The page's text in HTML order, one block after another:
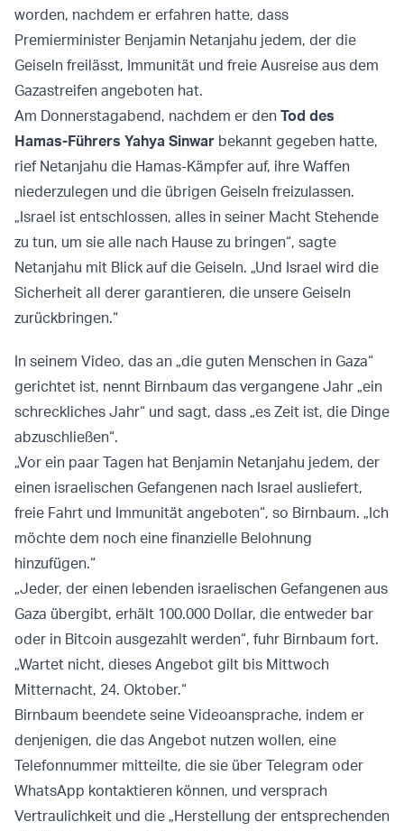
worden, nachdem er erfahren hatte, dass
Premierminister Benjamin Netanjahu jedem, der die
Geiseln freilässt, Immunität und freie Ausreise aus dem
Gazastreifen angeboten hat.
Am Donnerstagabend, nachdem er den Tod des
Hamas-Führers Yahya Sinwar bekannt gegeben hatte,
rief Netanjahu die Hamas-Kämpfer auf, ihre Waffen
niederzulegen und die übrigen Geiseln freizulassen.
„Israel ist entschlossen, alles in seiner Macht Stehende
zu tun, um sie alle nach Hause zu bringen“, sagte
Netanjahu mit Blick auf die Geiseln. „Und Israel wird die
Sicherheit all derer garantieren, die unsere Geiseln
zurückbringen.“
In seinem Video, das an „die guten Menschen in Gaza“
gerichtet ist, nennt Birnbaum das vergangene Jahr „ein
schreckliches Jahr“ und sagt, dass „es Zeit ist, die Dinge
abzuschließen“.
„Vor ein paar Tagen hat Benjamin Netanjahu jedem, der
einen israelischen Gefangenen nach Israel ausliefert,
freie Fahrt und Immunität angeboten“, so Birnbaum. „Ich
möchte dem noch eine finanzielle Belohnung
hinzufügen.“
„Jeder, der einen lebenden israelischen Gefangenen aus
Gaza übergibt, erhält 100.000 Dollar, die entweder bar
oder in Bitcoin ausgezahlt werden“, fuhr Birnbaum fort.
„Wartet nicht, dieses Angebot gilt bis Mittwoch
Mitternacht, 24. Oktober.“
Birnbaum beendete seine Videoansprache, indem er
denjenigen, die das Angebot nutzen wollen, eine
Telefonnummer mitteilte, die sie über Telegram oder
WhatsApp kontaktieren können, und versprach
Vertraulichkeit und die „Herstellung der entsprechenden